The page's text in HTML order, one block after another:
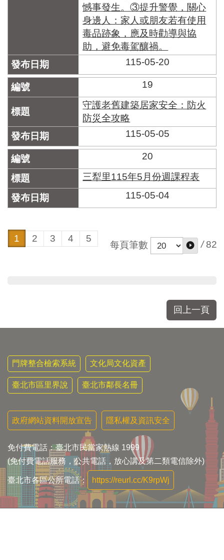
憾事發生。③提升警覺，關心
身邊人：家人或朋友若有使用
毒品跡象，應及時勸導與協
助，避免毒駕釀禍。
115-05-20
19
守護老舊建築居家安全：防火
防災全攻略
115-05-05
20
三犁里115年5月份週課程表
115-05-04
1 2 3 4 5
每頁筆數 / 82
回上一頁
門牌整合檢索系統 文化局文化資產
臺北市區里界說 臺北市鄰長名冊
政府網站資料開放宣告 隱私權及資訊安全
免付費電話：臺北市民當家熱線 1999
(免付費電話服務，公共電話，放心講及第二類電信除外)
臺北市各區公所電話： https://reurl.cc/K9rpWj